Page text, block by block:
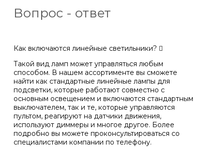
Вопрос - ответ
Как включаются линейные светильники?
Такой вид ламп может управляться любым
способом. В нашем ассортименте вы сможете
найти как стандартные линейные лампы для
подсветки, которые работают совместно с
основным освещением и включаются стандартным
выключателем, так и те, которые управляются
пультом, реагируют на датчики движения,
используют диммеры и многое другое. Более
подробно вы можете проконсультироваться со
специалистами компании по телефону.